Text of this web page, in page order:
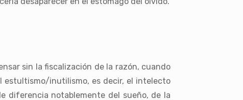
sin la fiscalización de la razón, cuando
estultismo/inutilismo, es decir, el intelecto
diferencia notablemente del sueño, de la